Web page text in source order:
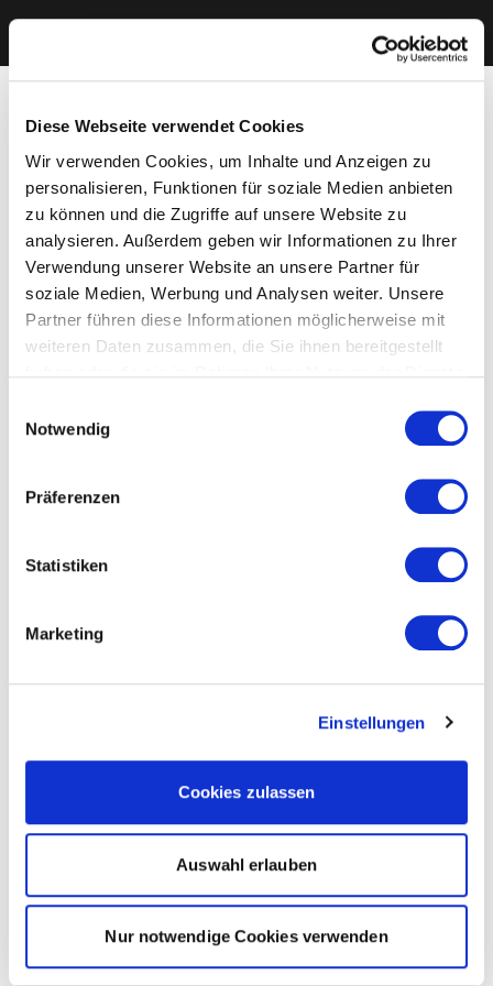
Diese Webseite verwendet Cookies
Wir verwenden Cookies, um Inhalte und Anzeigen zu
personalisieren, Funktionen für soziale Medien anbieten
zu können und die Zugriffe auf unsere Website zu
analysieren. Außerdem geben wir Informationen zu Ihrer
Verwendung unserer Website an unsere Partner für
soziale Medien, Werbung und Analysen weiter. Unsere
Partner führen diese Informationen möglicherweise mit
weiteren Daten zusammen, die Sie ihnen bereitgestellt
Cookies, wenn Sie unsere Webseite weiterhin nutzen.
Notwendig
Präferenzen
Statistiken
Marketing
Einstellungen
Cookies zulassen
Auswahl erlauben
Nur notwendige Cookies verwenden